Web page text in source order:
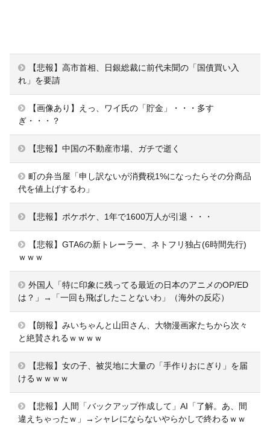
【悲報】高市首相、日銀総裁に前代未聞の「国債買い入
れ」を要請
【画像あり】えっ、ワイ氏の「貯金」・・・多す
ぎ・・・？
【悲報】中国の不動産市場、ガチで逝く
町の弁当屋「申し訳ないが消費税1%になったらその分商品
代を値上げするわ」
【悲報】ポケポケ、1年で1600万人が引退・・・
【悲報】GTA6の新トレーラー、ネトフリ独占(6時間先行)
ｗｗｗ
外国人「特に印象に残ってる最近の日本のアニメのOP/ED
は？」→「一回も飛ばしたことないわ」（海外の反応）
【朗報】みいちゃんと山田さん、大物漫画家たちから次々
と絶賛されるｗｗｗｗ
【悲報】女の子、被災地に大量の「手作りおにぎり」を届
けるｗｗｗｗ
【悲報】人間「バックアップ作成して」AI「了解。あ、間
違えちゃったｗ」→シャレにならないやらかしで終わるｗｗ